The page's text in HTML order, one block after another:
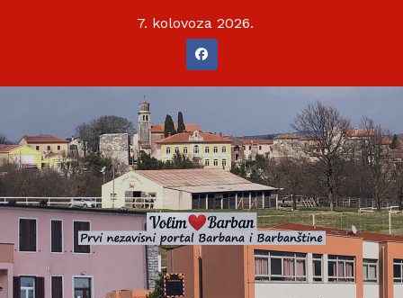
7. kolovoza 2026.